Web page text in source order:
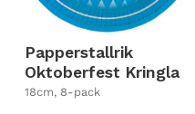
Papperstallrik
Oktoberfest Kringla
18cm, 8-pack